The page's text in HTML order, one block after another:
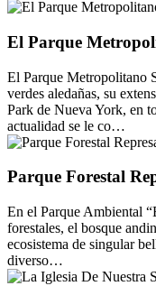
El Parque
El Parque Metropolitano
verdes aledañas, su
Park de Nueva York, en
actualidad se le co…
Parque Forestal
En el Parque Ambiental
forestales, el bosque
ecosistema de singular
diverso…